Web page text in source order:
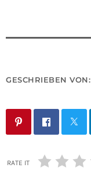
GESCHRIEBEN VON:
RATE IT